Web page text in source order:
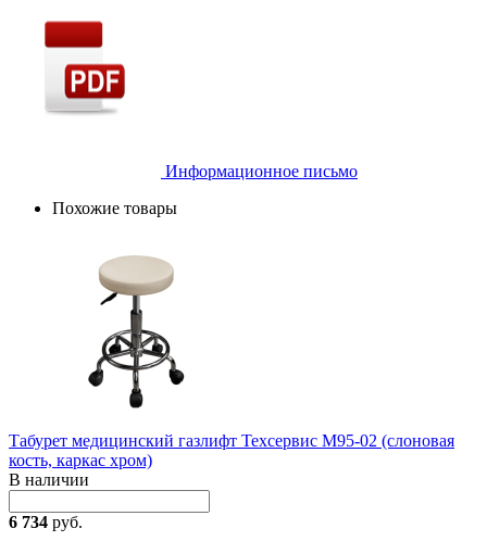
Информационное письмо
Похожие товары
Табурет медицинский газлифт Техсервис М95-02 (слоновая
кость, каркас хром)
В наличии
6 734 руб.